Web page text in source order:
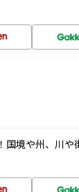
境や州、川